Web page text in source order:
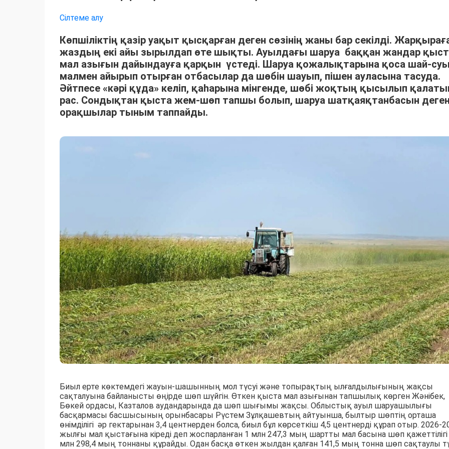
Сілтеме алу
Көпшіліктің қазір уақыт қысқарған деген сөзінің жаны бар секілді.
жаздың екі айы зырылдап өте шықты. Ауылдағы шаруа баққан жандар
мал азығын дайындауға қарқын үстеді. Шаруа қожалықтарына қоса шай-
малмен айырып отырған отбасылар да шөбін шауып, пішен ауласына тасуда.
Әйтпесе «кәрі құда» келіп, қаһарына мінгенде, шөбі жоқтың қысылып
рас. Сондықтан қыста жем-шөп тапшы болып, шаруа шатқаяқтанбасын деген
орақшылар тыным таппайды.
Биыл ерте көктемдегі жауын-шашынның мол түсуі және топырақтың ылғалдылығының жақсы
сақталуына байланысты өңірде шөп шүйгін. Өткен қыста мал азығынан тапшылық көрген Жәнібек,
Бөкей ордасы, Казталов аудандарында да шөп шығымы жақсы. Облыстық ауыл шаруашылығы
басқармасы басшысының орынбасары Рүстем Зұлқашевтың айтуынша, былтыр шөптің орташа
өнімділігі әр гектарынан 3,4 центнерден болса, биыл бұл көрсеткіш 4,5 центнерді құрап отыр. 2026-
жылғы мал қыстағына кіреді деп жоспарланған 1 млн 247,3 мың шартты мал басына шөп қажеттілігі
млн 298,4 мың тоннаны құрайды. Одан басқа өткен жылдан қалған 141,5 мың тонна шөп сақтаулы